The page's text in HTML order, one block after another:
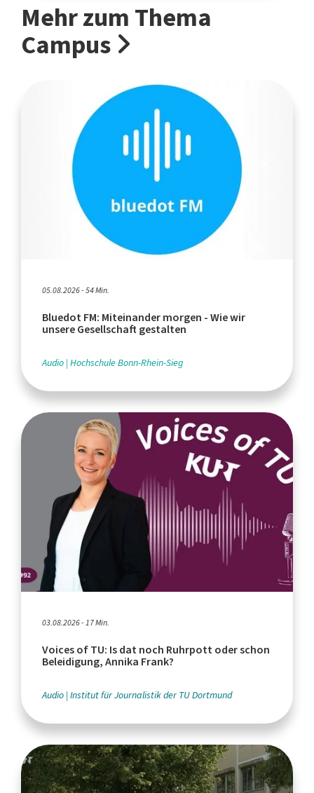
Mehr zum Thema
Campus
05.08.2026 - 54 Min.
Bluedot FM: Miteinander morgen - Wie wir
unsere Gesellschaft gestalten
Audio Hochschule Bonn-Rhein-Sieg
03.08.2026 - 17 Min.
Voices of TU: Is dat noch Ruhrpott oder schon
Beleidigung, Annika Frank?
Audio Institut für Journalistik der TU Dortmund